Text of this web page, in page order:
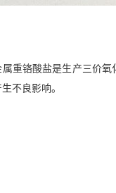
重铬酸盐是生产三价
不良影响。